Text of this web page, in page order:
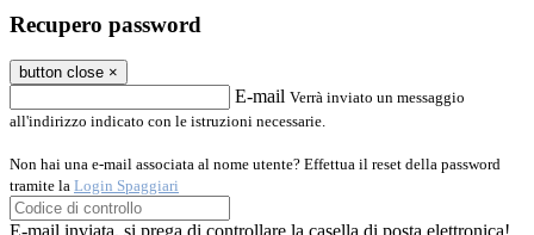
Recupero password
button close ×
E-mail Verrà inviato un messaggio
all'indirizzo indicato con le istruzioni necessarie.
Non hai una e-mail associata al nome utente? Effettua il reset della password
tramite la Login Spaggiari